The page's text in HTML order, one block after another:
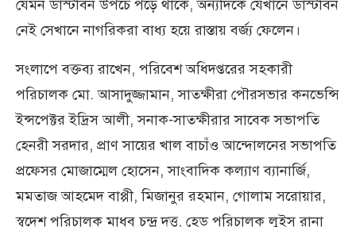
যেমন ডাস্টবিন উপচে পড়ে থাকে, অন্যদিকে যেখানে ডাস্টবিন
নেই সেখানে নাগরিকরা বাধ্য হয়ে রাস্তায় বর্জ্য ফেলেন।
সংলাপে বক্তব্য রাখেন, পরিবেশ অধিদপ্তরের সহকারী
পরিচালক মো. আসাদুজ্জামান, সাতক্ষীরা পৌরসভার কনভেন্সি
ইন্সপেক্টর ইদ্রিস আলী, সনাক-সাতক্ষীরার সাবেক সভাপতি
হেনরী সরদার, প্রাণ সায়ের খাল বাচাঁও আন্দোলনের সভাপতি
প্রফেসর মোজাম্মেল হোসেন, সাংবাদিক কল্যাণ ব্যানার্জি,
মমতাজ আহমেদ বাপ্পী, মিজানুর রহমান, গোলাম সরোয়ার,
স্বদেশ পরিচালক মাধব চন্দ্র দত্ত, হেড পরিচালক লুইস রানা